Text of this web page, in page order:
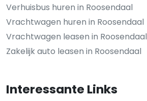
Verhuisbus huren in Roosendaal
Vrachtwagen huren in Roosendaal
Vrachtwagen leasen in Roosendaal
Zakelijk auto leasen in Roosendaal
Interessante Links